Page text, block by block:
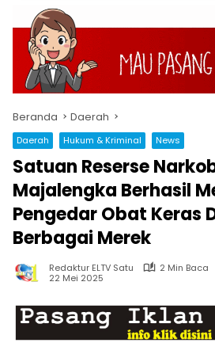
Beranda Daerah
Daerah Hukum & Kriminal News
Satuan Reserse
Majalengka Berhasil
Pengedar Obat Keras
Berbagai Merek
Redaktur ELTV Satu
2 Min Baca
22 Mei 2025